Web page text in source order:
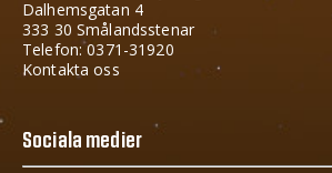
Dalhemsgatan 4
333 30 Smålandsstenar
Telefon: 0371-31920
Kontakta oss
Sociala medier